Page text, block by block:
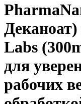
Labs
для
рабочих